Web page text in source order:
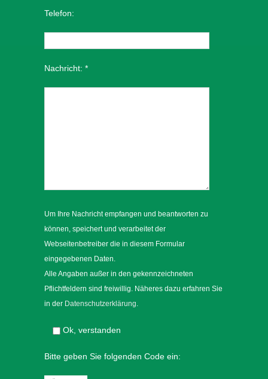
Telefon:
Nachricht: *
Um Ihre Nachricht empfangen und beantworten zu
können, speichert und verarbeitet der
Webseitenbetreiber die in diesem Formular
eingegebenen Daten.
Alle Angaben außer in den gekennzeichneten
Pflichtfeldern sind freiwillig. Näheres dazu erfahren Sie
in der Datenschutzerklärung.
Ok, verstanden
Bitte geben Sie folgenden Code ein: